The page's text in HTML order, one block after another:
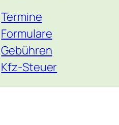
Termine
Formulare
Gebühren
Kfz-Steuer